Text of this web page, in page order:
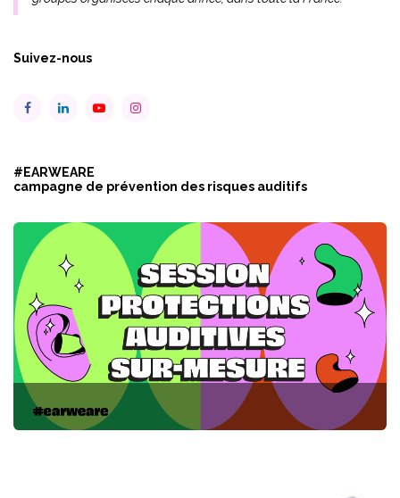
Suivez-nous
#EARWEARE
campagne de prévention des risques auditifs